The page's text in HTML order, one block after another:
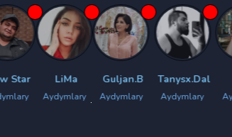
LiMa Guljan.B
Aydymlary
Tanysx.Dal
Aydymlary
AiNa
Aydymlary